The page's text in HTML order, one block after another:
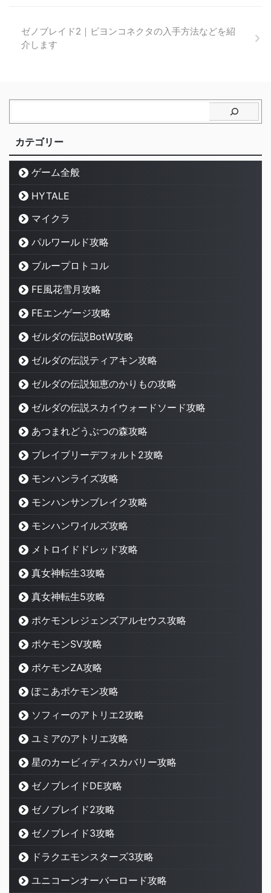
ゼノブレイド2｜ビヨンコネクタの入手方法などを紹
介します
カテゴリー
ゲーム全般
HYTALE
マイクラ
パルワールド攻略
ブループロトコル
FE風花雪月攻略
FEエンゲージ攻略
ゼルダの伝説BotW攻略
ゼルダの伝説ティアキン攻略
ゼルダの伝説知恵のかりもの攻略
ゼルダの伝説スカイウォードソード攻略
あつまれどうぶつの森攻略
ブレイブリーデフォルト2攻略
モンハンライズ攻略
モンハンサンブレイク攻略
モンハンワイルズ攻略
メトロイドドレッド攻略
真女神転生3攻略
真女神転生5攻略
ポケモンレジェンズアルセウス攻略
ポケモンSV攻略
ポケモンZA攻略
ぽこあポケモン攻略
ソフィーのアトリエ2攻略
ユミアのアトリエ攻略
星のカービィディスカバリー攻略
ゼノブレイドDE攻略
ゼノブレイド2攻略
ゼノブレイド3攻略
ドラクエモンスターズ3攻略
ユニコーンオーバーロード攻略